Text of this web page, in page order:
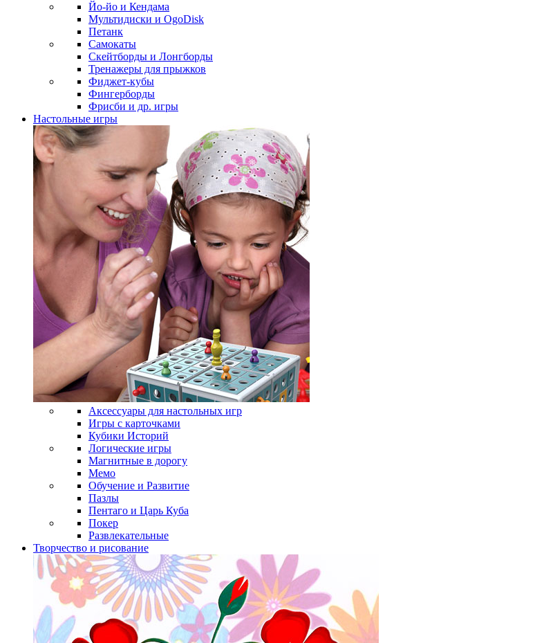
Йо-йо и Кендама
Мультидиски и OgoDisk
Петанк
Самокаты
Скейтборды и Лонгборды
Тренажеры для прыжков
Фиджет-кубы
Фингерборды
Фрисби и др. игры
Настольные игры
Аксессуары для настольных игр
Игры с карточками
Кубики Историй
Логические игры
Магнитные в дорогу
Мемо
Обучение и Развитие
Пазлы
Пентаго и Царь Куба
Покер
Развлекательные
Творчество и рисование